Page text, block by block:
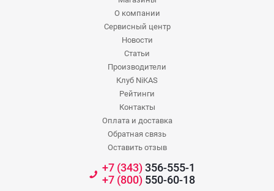
О компании
Сервисный центр
Новости
Статьи
Производители
Клуб NiKAS
Рейтинги
Контакты
Оплата и доставка
Обратная связь
Оставить отзыв
+7 (343)356-555-1
+7 (800)550-60-18